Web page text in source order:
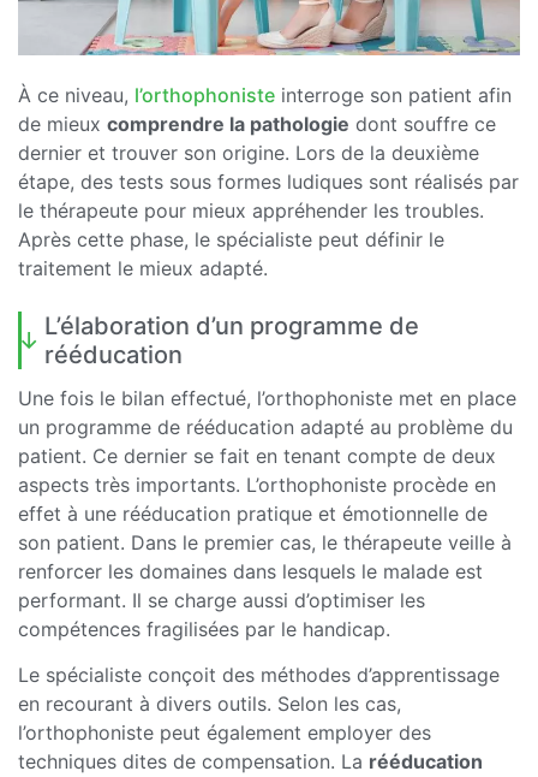
À ce niveau, l’orthophoniste interroge son patient afin
de mieux comprendre la pathologie dont souffre ce
dernier et trouver son origine. Lors de la deuxième
étape, des tests sous formes ludiques sont réalisés par
le thérapeute pour mieux appréhender les troubles.
Après cette phase, le spécialiste peut définir le
traitement le mieux adapté.
L’élaboration d’un programme de
rééducation
Une fois le bilan effectué, l’orthophoniste met en place
un programme de rééducation adapté au problème du
patient. Ce dernier se fait en tenant compte de deux
aspects très importants. L’orthophoniste procède en
effet à une rééducation pratique et émotionnelle de
son patient. Dans le premier cas, le thérapeute veille à
renforcer les domaines dans lesquels le malade est
performant. Il se charge aussi d’optimiser les
compétences fragilisées par le handicap.
Le spécialiste conçoit des méthodes d’apprentissage
en recourant à divers outils. Selon les cas,
l’orthophoniste peut également employer des
techniques dites de compensation. La rééducation